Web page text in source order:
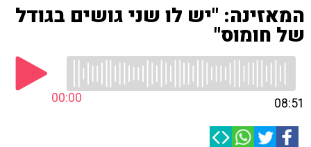
המאזינה: "יש לו שני גושים בגודל
של חומוס"
00:00 08:51